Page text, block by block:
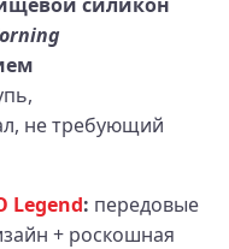
не требующий
Legend: передовые
+ роскошная